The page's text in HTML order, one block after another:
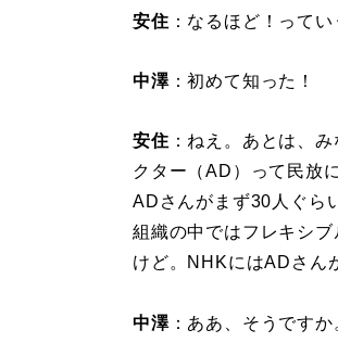
安住 ：なるほど！ってい
中澤：初めて知った！
安住 ：ねえ。あとは、
クター（AD）って民放
ADさんがまず30人ぐら
組織の中ではフレキシ
けど。NHKにはADさん
中澤：ああ、そうですか